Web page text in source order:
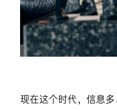
现在这个时代，信息